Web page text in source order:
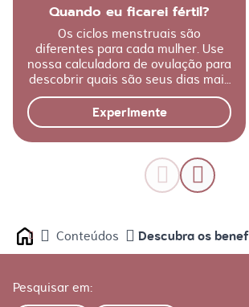
Quando eu ficarei fértil?
Os ciclos menstruais são
diferentes para cada mulher. Use
nossa calculadora de ovulação para
descobrir quais são seus dias mais
férteis.
Experimente
Home Conteúdos Descubra os
Pesquisar em: